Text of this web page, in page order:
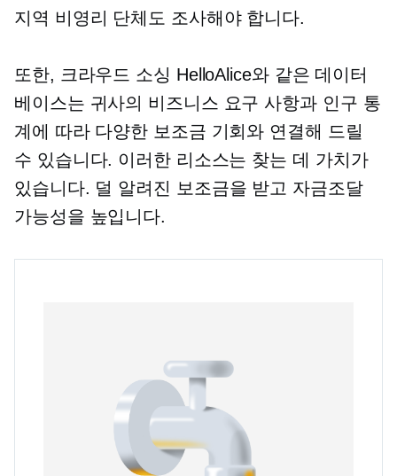
지역 비영리 단체도 조사해야 합니다.
또한, 크라우드 소싱 HelloAlice와 같은 데이터
베이스는 귀사의 비즈니스 요구 사항과 인구 통
계에 따라 다양한 보조금 기회와 연결해 드릴
수 있습니다. 이러한 리소스는 찾는 데 가치가
있습니다. 덜 알려진 보조금을 받고 자금조달
가능성을 높입니다.